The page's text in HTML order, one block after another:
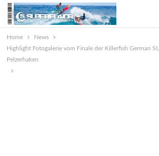
Home
News
Highlight Fotogalerie vom Finale der Killerfish German
Pelzerhaken